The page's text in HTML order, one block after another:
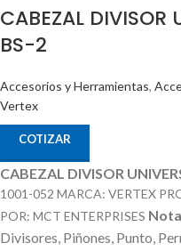
CABEZAL DIVISOR
BS-2
Accesorios y Herramientas,
Vertex
COTIZAR
CABEZAL DIVISOR
1001-052 MARCA: VERTEX
POR: MCT ENTERPRISES Nota
Divisores, Piñones, Punto,